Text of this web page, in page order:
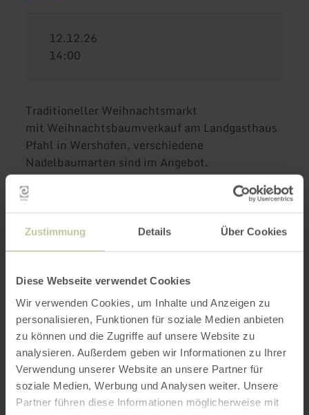
Zustimmung Details Über Cookies
Diese Webseite verwendet Cookies
Wir verwenden Cookies, um Inhalte und Anzeigen zu
personalisieren, Funktionen für soziale Medien anbieten
zu können und die Zugriffe auf unsere Website zu
analysieren. Außerdem geben wir Informationen zu Ihrer
Verwendung unserer Website an unsere Partner für
soziale Medien, Werbung und Analysen weiter. Unsere
Partner führen diese Informationen möglicherweise mit
12.12.26
14:00
Traditioneller Weihnachtsmarkt
mit Weihnachtsbaumverkauf am Landgasthaus
Pfahl in Wershofen, verschiedene
Nadelbaumarten sind im Angebot.
DerWeihnachtsbaumverkauf
des Sportverein SV
feinerWeihnachtsmarktlädt alle Besucher zu
einem schönen Tag in
weihnachtlicher
Atmosphäre ein.
Impressionen